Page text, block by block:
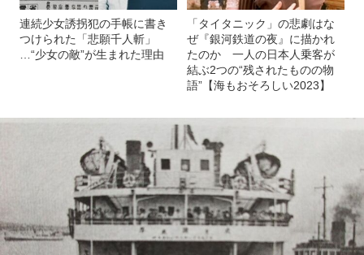
連続少女誘拐犯の手帳に書き
つけられた「悲願千人斬」
…“少女の敵”が生まれた理由
「タイタニック」の悲劇はな
ぜ『銀河鉄道の夜』に描かれ
たのか 一人の日本人乗客が
結ぶ2つの“残されたものの物
語”【海もおそろしい2023】